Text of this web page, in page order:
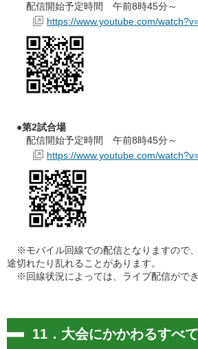
配信開始予定時間 午前8時45分～
https://www.youtube.com/
●第2試合場
配信開始予定時間 午前8時45分～
https://www.youtube.com/
※モバイル回線での配信となりますので
途切れたり乱れることがあります。
※回線状況によっては、ライブ配信ができ
11．大会にかかわるすべ